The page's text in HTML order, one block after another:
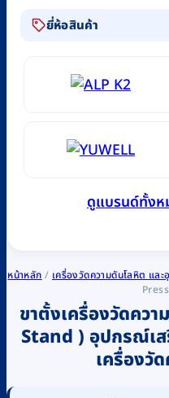
ยี่ห้อสินค้า
ดูแบรนด์ทั้ง
หน้าหลัก / เครื่องวัดความดันโลหิต แล
ขาตั้งเครื่องวัดคว
Stand ) อุปกรณ์เ
เครื่องวั